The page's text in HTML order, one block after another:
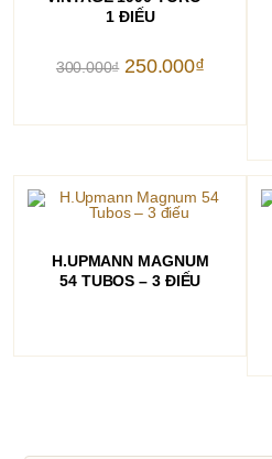
1 ĐIẾU
300.000₫ Giá
gốc
250.000₫Giá
250.000₫.
H.UPMANN MAGNUM
54 TUBOS – 3 ĐIẾU